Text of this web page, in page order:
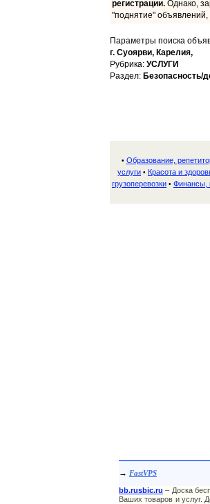
регистрации.Однако,
"поднятие"
Параметры поиска
г. Суоярви, Карелия,
Рубрика: УСЛУГИ
Раздел: Безопасность/
• Образование,
услуги • Красота и
грузоперевозки • Финансы,
→ FastVPS
bb.rusbic.ru – Доска
Ваших товаров и услуг.